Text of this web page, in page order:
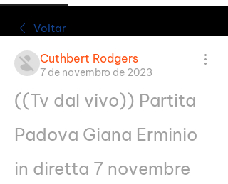
Voltar
Cuthbert Rodgers
7 de novembro de 2023
((Tv dal vivo)) Partita
Padova Giana Erminio
in diretta 7 novembre